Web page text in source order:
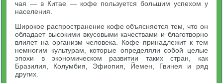
чая — в Китае — кофе пользуется большим успехом у
населения.
Широкое распространение кофе объясняется тем, что он
обладает высокими вкусовыми качествами и благотворно
влияет на организм человека. Кофе принадлежит к тем
немногим культурам, которые определяли собой целые
эпохи в экономическом развитии таких стран, как
Бразилия, Колумбия, Эфиопия, Йемен, Гвинея и ряд
других.